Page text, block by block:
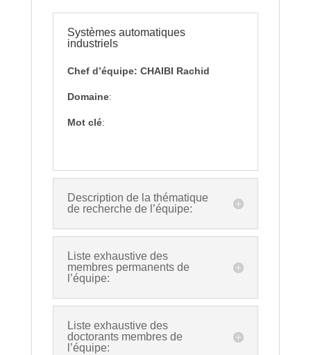
Systèmes automatiques
industriels
Chef d’équipe: CHAIBI Rachid
Domaine:
Mot clé:
Description de la thématique
de recherche de l’équipe:
Liste exhaustive des
membres permanents de
l’équipe:
Liste exhaustive des
doctorants membres de
l’équipe: